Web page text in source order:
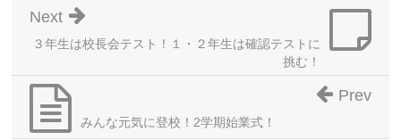
３年生は校長会テスト！１・２年生は確認テストに
挑む！
Next
みんな元気に登校！2学期始業式！
Prev